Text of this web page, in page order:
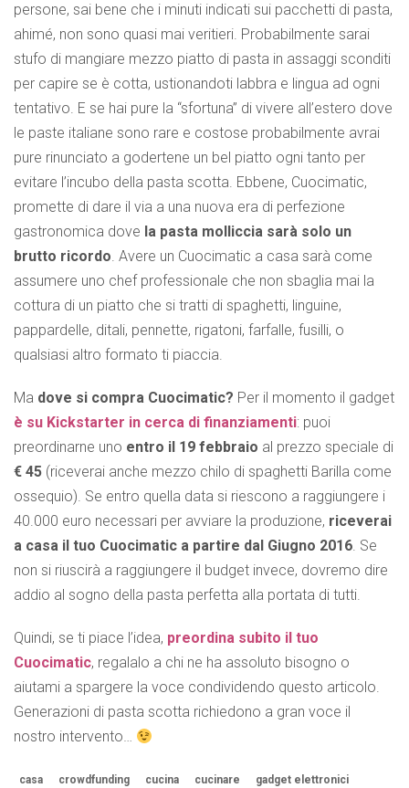
persone, sai bene che i minuti indicati sui pacchetti di pasta,
ahimé, non sono quasi mai veritieri. Probabilmente sarai
stufo di mangiare mezzo piatto di pasta in assaggi sconditi
per capire se è cotta, ustionandoti labbra e lingua ad ogni
tentativo. E se hai pure la “sfortuna” di vivere all’estero dove
le paste italiane sono rare e costose probabilmente avrai
pure rinunciato a godertene un bel piatto ogni tanto per
evitare l’incubo della pasta scotta. Ebbene, Cuocimatic,
promette di dare il via a una nuova era di perfezione
gastronomica dove la pasta molliccia sarà solo un
brutto ricordo. Avere un Cuocimatic a casa sarà come
assumere uno chef professionale che non sbaglia mai la
cottura di un piatto che si tratti di spaghetti, linguine,
pappardelle, ditali, pennette, rigatoni, farfalle, fusilli, o
qualsiasi altro formato ti piaccia.
Ma dove si compra Cuocimatic? Per il momento il gadget
è su Kickstarter in cerca di finanziamenti: puoi
preordinarne uno entro il 19 febbraio al prezzo speciale di
€ 45 (riceverai anche mezzo chilo di spaghetti Barilla come
ossequio). Se entro quella data si riescono a raggiungere i
40.000 euro necessari per avviare la produzione, riceverai
a casa il tuo Cuocimatic a partire dal Giugno 2016. Se
non si riuscirà a raggiungere il budget invece, dovremo dire
addio al sogno della pasta perfetta alla portata di tutti.
Quindi, se ti piace l’idea, preordina subito il tuo
Cuocimatic, regalalo a chi ne ha assoluto bisogno o
aiutami a spargere la voce condividendo questo articolo.
Generazioni di pasta scotta richiedono a gran voce il
nostro intervento…
casa crowdfunding cucina cucinare gadget elettronici